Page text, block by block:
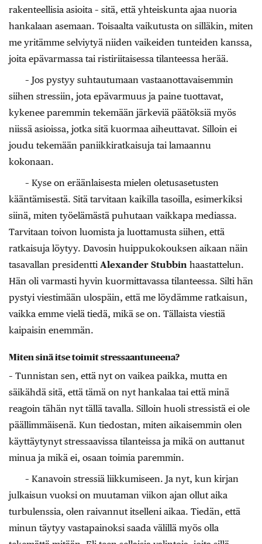
rakenteellisia asioita – sitä, että yhteiskunta ajaa nuoria
hankalaan asemaan. Toisaalta vaikutusta on silläkin, miten
me yritämme selviytyä niiden vaikeiden tunteiden kanssa,
joita epävarmassa tai ristiriitaisessa tilanteessa herää.
– Jos pystyy suhtautumaan vastaanottavaisemmin
siihen stressiin, jota epävarmuus ja paine tuottavat,
kykenee paremmin tekemään järkeviä päätöksiä myös
niissä asioissa, jotka sitä kuormaa aiheuttavat. Silloin ei
joudu tekemään paniikkiratkaisuja tai lamaannu
kokonaan.
– Kyse on eräänlaisesta mielen oletusasetusten
kääntämisestä. Sitä tarvitaan kaikilla tasoilla, esimerkiksi
siinä, miten työelämästä puhutaan vaikkapa mediassa.
Tarvitaan toivon luomista ja luottamusta siihen, että
ratkaisuja löytyy. Davosin huippukokouksen aikaan näin
tasavallan presidentti Alexander Stubbin haastattelun.
Hän oli varmasti hyvin kuormittavassa tilanteessa. Silti hän
pystyi viestimään ulospäin, että me löydämme ratkaisun,
vaikka emme vielä tiedä, mikä se on. Tällaista viestiä
kaipaisin enemmän.
Miten sinä itse toimit stressaantuneena?
– Tunnistan sen, että nyt on vaikea paikka, mutta en
säikähdä sitä, että tämä on nyt hankalaa tai että minä
reagoin tähän nyt tällä tavalla. Silloin huoli stressistä ei ole
päällimmäisenä. Kun tiedostan, miten aikaisemmin olen
käyttäytynyt stressaavissa tilanteissa ja mikä on auttanut
minua ja mikä ei, osaan toimia paremmin.
– Kanavoin stressiä liikkumiseen. Ja nyt, kun kirjan
julkaisun vuoksi on muutaman viikon ajan ollut aika
turbulenssia, olen raivannut itselleni aikaa. Tiedän, että
minun täytyy vastapainoksi saada välillä myös olla